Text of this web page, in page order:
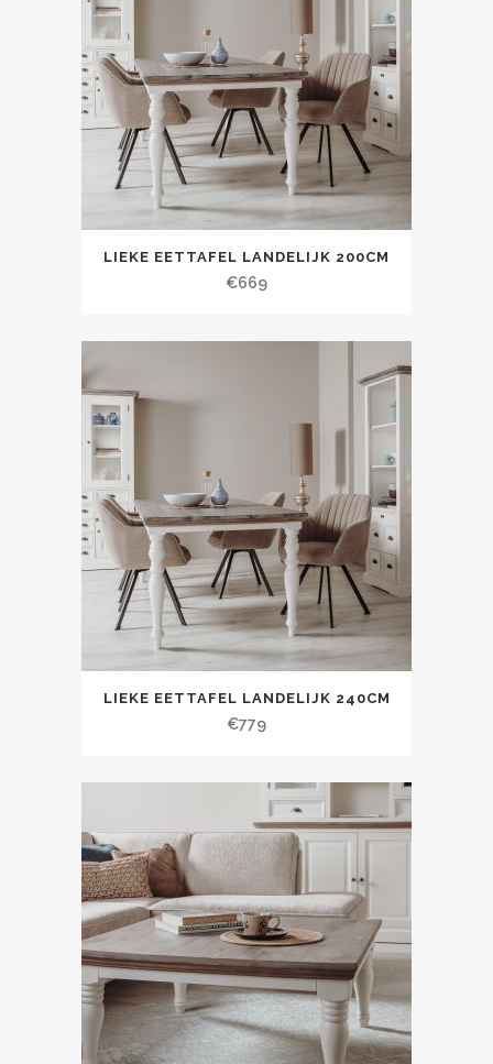
LIEKE EETTAFEL LANDELIJK 200CM
€669
LIEKE EETTAFEL LANDELIJK 240CM
€779